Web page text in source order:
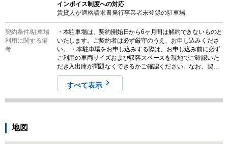
インボイス制度への対応
賃貸人が適格請求書発行事業者未登録の駐車場
契約条件/駐車場
利用に関する備
考
・本駐車場は、契約開始日から6ヶ月間は解約できないものと
いたします。ご契約者は必ず厳守のうえ、お申し込みくださ
い。 ・本駐車場をお申し込みする際は、お申し込み前に必ず
ご利用の車両サイズおよび収容スペースを現地でご確認いた
だき入出庫が問題なくできるかご確認ください。なお、契約
締結後のキャンセルやクレームに対する返金は一切対応しま
せんので予めご認識ください。 ・本駐車場の募集情報と実際
の現地の状況が異なる場合がございます。その場合は、現況
を優先させていただきますので気になる方はお申し込みをご
すべて表示
地図